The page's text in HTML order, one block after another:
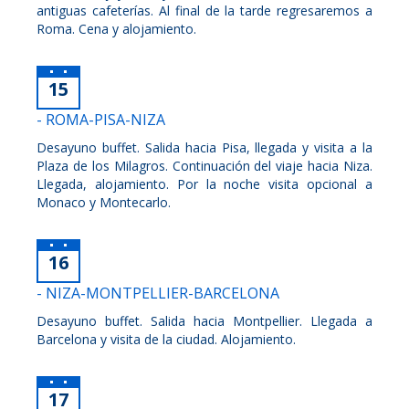
antiguas cafeterías. Al final de la tarde regresaremos a
Roma. Cena y alojamiento.
15
- ROMA-PISA-NIZA
Desayuno buffet. Salida hacia Pisa, llegada y visita a la
Plaza de los Milagros. Continuación del viaje hacia Niza.
Llegada, alojamiento. Por la noche visita opcional a
Monaco y Montecarlo.
16
- NIZA-MONTPELLIER-BARCELONA
Desayuno buffet. Salida hacia Montpellier. Llegada a
Barcelona y visita de la ciudad. Alojamiento.
17